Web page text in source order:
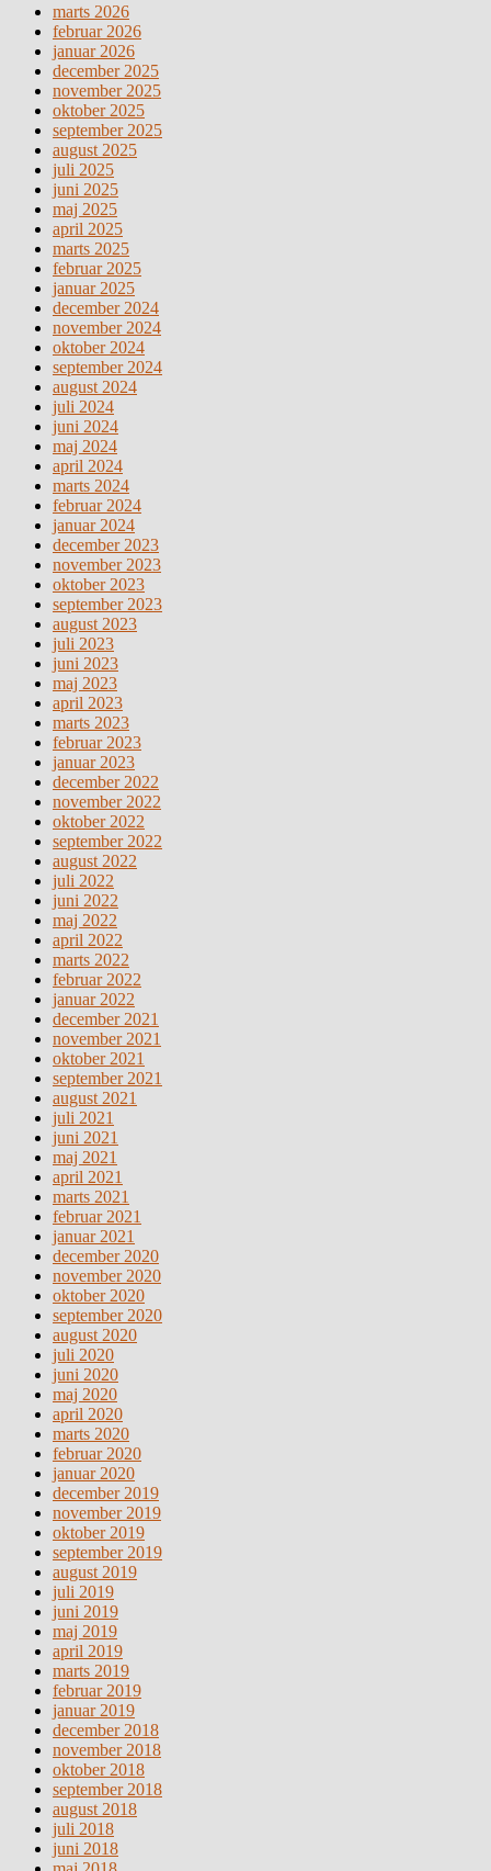
marts 2026
februar 2026
januar 2026
december 2025
november 2025
oktober 2025
september 2025
august 2025
juli 2025
juni 2025
maj 2025
april 2025
marts 2025
februar 2025
januar 2025
december 2024
november 2024
oktober 2024
september 2024
august 2024
juli 2024
juni 2024
maj 2024
april 2024
marts 2024
februar 2024
januar 2024
december 2023
november 2023
oktober 2023
september 2023
august 2023
juli 2023
juni 2023
maj 2023
april 2023
marts 2023
februar 2023
januar 2023
december 2022
november 2022
oktober 2022
september 2022
august 2022
juli 2022
juni 2022
maj 2022
april 2022
marts 2022
februar 2022
januar 2022
december 2021
november 2021
oktober 2021
september 2021
august 2021
juli 2021
juni 2021
maj 2021
april 2021
marts 2021
februar 2021
januar 2021
december 2020
november 2020
oktober 2020
september 2020
august 2020
juli 2020
juni 2020
maj 2020
april 2020
marts 2020
februar 2020
januar 2020
december 2019
november 2019
oktober 2019
september 2019
august 2019
juli 2019
juni 2019
maj 2019
april 2019
marts 2019
februar 2019
januar 2019
december 2018
november 2018
oktober 2018
september 2018
august 2018
juli 2018
juni 2018